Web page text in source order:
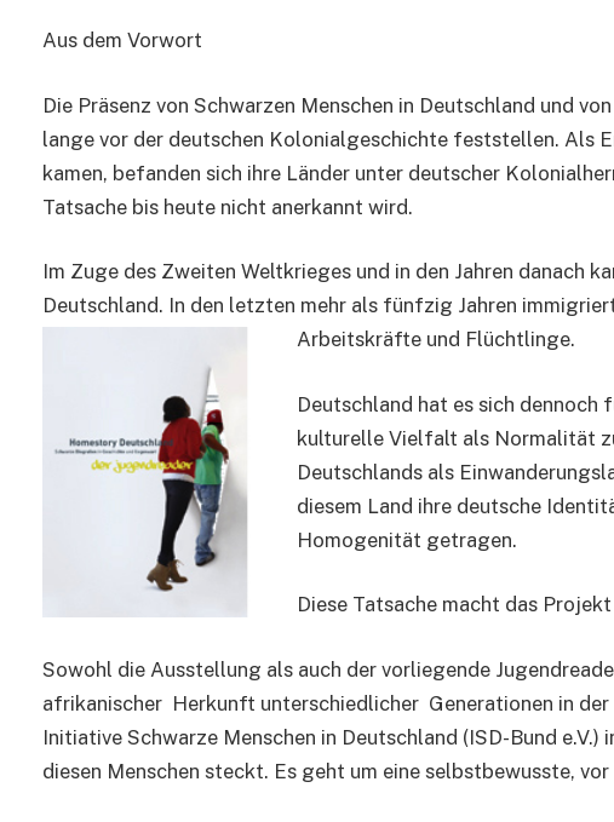
Aus dem Vorwort
Die Präsenz von Schwarzen Menschen in Deutschland und
lange vor der deutschen Kolonialgeschichte feststellen. Als
kamen, befanden sich ihre Länder unter deutscher
Tatsache bis heute nicht anerkannt wird.
Im Zuge des Zweiten Weltkrieges und in den Jahren danach
Deutschland. In den letzten mehr als fünfzig Jahren
Arbeitskräfte und Flüchtlinge.
Deutschland hat es sich dennoch
kulturelle Vielfalt als Normalität
Deutschlands als
diesem Land ihre deutsche
Homogenität getragen.
Diese Tatsache macht das
Sowohl die Ausstellung als auch der vorliegende
afrikanischer Herkunft unterschiedlicher Generationen in
Initiative Schwarze Menschen in Deutschland (ISD-Bund
diesen Menschen steckt. Es geht um eine selbstbewusste,